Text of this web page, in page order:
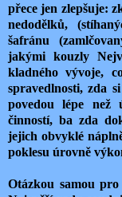
přece jen zlepšuje:
nedodělků,
šafránu
jakými kouzly
kladného vývoje,
spravedlnosti, zda
povedou lépe než
činností, ba zda
jejich obvyklé
poklesu úrovně
Otázkou samou